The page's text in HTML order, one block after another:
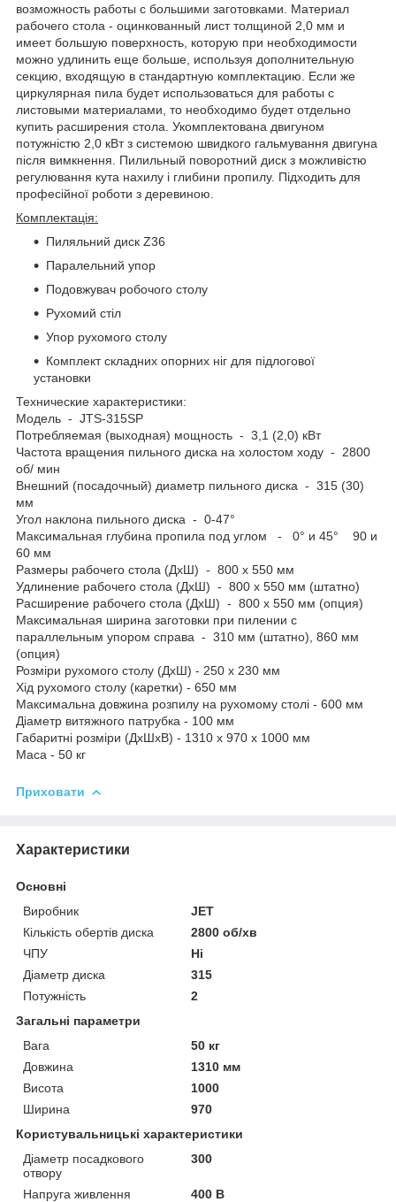
возможность работы с большими заготовками. Материал
рабочего стола - оцинкованный лист толщиной 2,0 мм и
имеет большую поверхность, которую при необходимости
можно удлинить еще больше, используя дополнительную
секцию, входящую в стандартную комплектацию. Если же
циркулярная пила будет использоваться для работы с
листовыми материалами, то необходимо будет отдельно
купить расширения стола. Укомплектована двигуном
потужністю 2,0 кВт з системою швидкого гальмування двигуна
після вимкнення. Пилильный поворотний диск з можливістю
регулювання кута нахилу і глибини пропилу. Підходить для
професійної роботи з деревиною.
Комплектація:
Пиляльний диск Z36
Паралельний упор
Подовжувач робочого столу
Рухомий стіл
Упор рухомого столу
Комплект складних опорних ніг для підлогової
установки
Технические характеристики:
Модель - JTS-315SP
Потребляемая (выходная) мощность - 3,1 (2,0) кВт
Частота вращения пильного диска на холостом ходу - 2800
об/ мин
Внешний (посадочный) диаметр пильного диска - 315 (30)
мм
Угол наклона пильного диска - 0-47°
Максимальная глубина пропила под углом - 0° и 45° 90 и
60 мм
Размеры рабочего стола (ДхШ) - 800 х 550 мм
Удлинение рабочего стола (ДхШ) - 800 х 550 мм (штатно)
Расширение рабочего стола (ДхШ) - 800 х 550 мм (опция)
Максимальная ширина заготовки при пилении с
параллельным упором справа - 310 мм (штатно), 860 мм
(опция)
Розміри рухомого столу (ДхШ) - 250 х 230 мм
Хід рухомого столу (каретки) - 650 мм
Максимальна довжина розпилу на рухомому столі - 600 мм
Діаметр витяжного патрубка - 100 мм
Габаритні розміри (ДхШхВ) - 1310 х 970 х 1000 мм
Маса - 50 кг
Приховати
Характеристики
Основні
Виробник
JET
Кількість обертів диска
2800 об/хв
ЧПУ
Ні
Діаметр диска
315
Потужність
2
Загальні параметри
Вага
50 кг
Довжина
1310 мм
Висота
1000
Ширина
970
Користувальницькі характеристики
Діаметр посадкового
отвору
300
Напруга живлення 400 В